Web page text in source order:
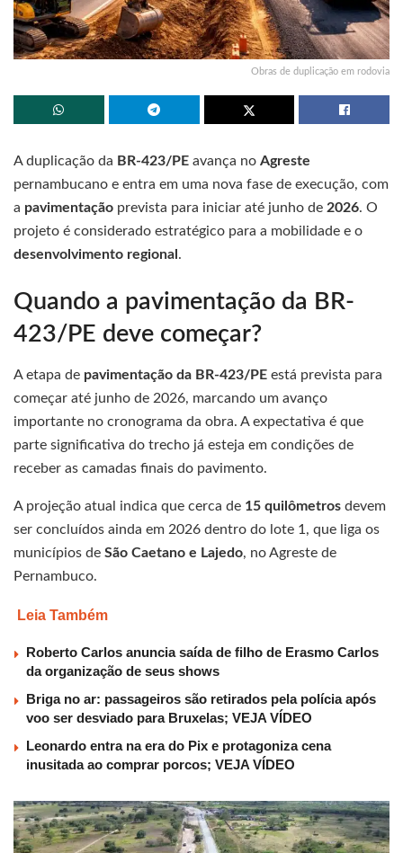
Obras de duplicação em rodovia
A duplicação da BR-423/PE avança no Agreste
pernambucano e entra em uma nova fase de execução, com
a pavimentação prevista para iniciar até junho de 2026. O
projeto é considerado estratégico para a mobilidade e o
desenvolvimento regional .
Quando a pavimentação da BR-
423/PE deve começar?
A etapa de pavimentação da BR-423/PE está prevista para
começar até junho de 2026, marcando um avanço
importante no cronograma da obra. A expectativa é que
parte significativa do trecho já esteja em condições de
receber as camadas finais do pavimento.
A projeção atual indica que cerca de 15 quilômetros devem
ser concluídos ainda em 2026 dentro do lote 1, que liga os
municípios de São Caetano e Lajedo, no Agreste de
Pernambuco.
Leia Também
Roberto Carlos anuncia saída de filho de Erasmo Carlos
da organização de seus shows
Briga no ar: passageiros são retirados pela polícia após
voo ser desviado para Bruxelas; VEJA VÍDEO
Leonardo entra na era do Pix e protagoniza cena
inusitada ao comprar porcos; VEJA VÍDEO